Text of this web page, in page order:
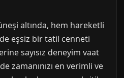
altında, hem hareketli
eşsiz bir tatil cenneti
sayısız deneyim vaat
zamanınızı en verimli ve